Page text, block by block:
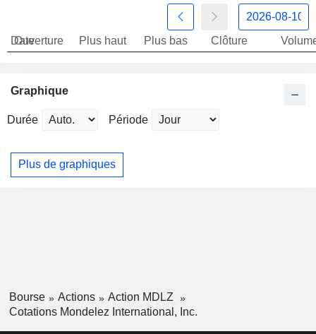
Date
Ouverture Plus haut Plus bas Clôture
Graphique
Durée Période
Plus de graphiques
Bourse Actions
Action MDLZ
Cotations Mondelez International, Inc.